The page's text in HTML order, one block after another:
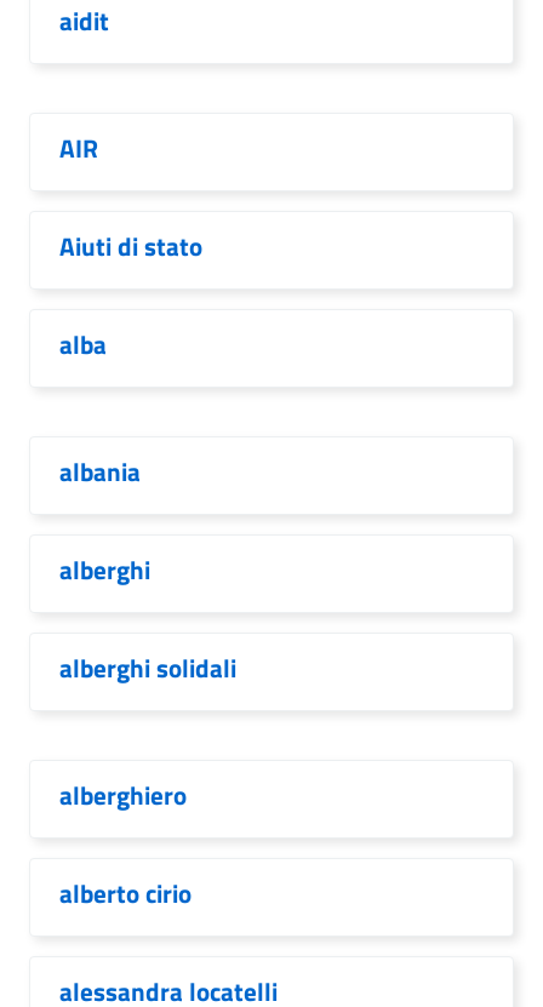
aidit
AIR
Aiuti di stato
alba
albania
alberghi
alberghi solidali
alberghiero
alberto cirio
alessandra locatelli